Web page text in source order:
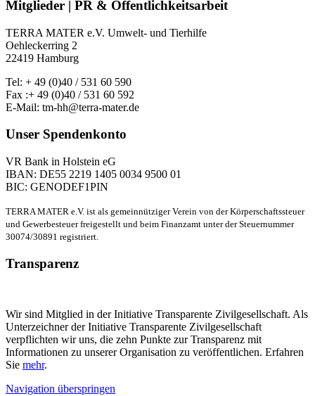
Mitglieder | PR & Öffentlichkeitsarbeit
TERRA MATER e.V. Umwelt- und Tierhilfe
Oehleckerring 2
22419 Hamburg
Tel: + 49 (0)40 / 531 60 590
Fax :+ 49 (0)40 / 531 60 592
E-Mail: tm-hh@terra-mater.de
Unser Spendenkonto
VR Bank in Holstein eG
IBAN: DE55 2219 1405 0034 9500 01
BIC: GENODEF1PIN
TERRA MATER e.V. ist als gemeinnütziger Verein von der Körperschaftssteuer
und Gewerbesteuer freigestellt und beim Finanzamt unter der Steuernummer
30074/30891 registriert.
Transparenz
Wir sind Mitglied in der Initiative Transparente Zivilgesellschaft. Als
Unterzeichner der Initiative Transparente Zivilgesellschaft
verpflichten wir uns, die zehn Punkte zur Transparenz mit
Informationen zu unserer Organisation zu veröffentlichen. Erfahren
Sie mehr.
Navigation überspringen